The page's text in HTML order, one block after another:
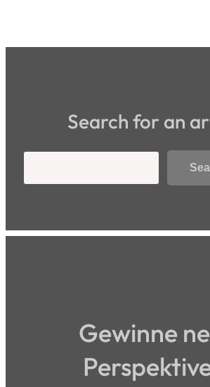
Search for an
Gewinne